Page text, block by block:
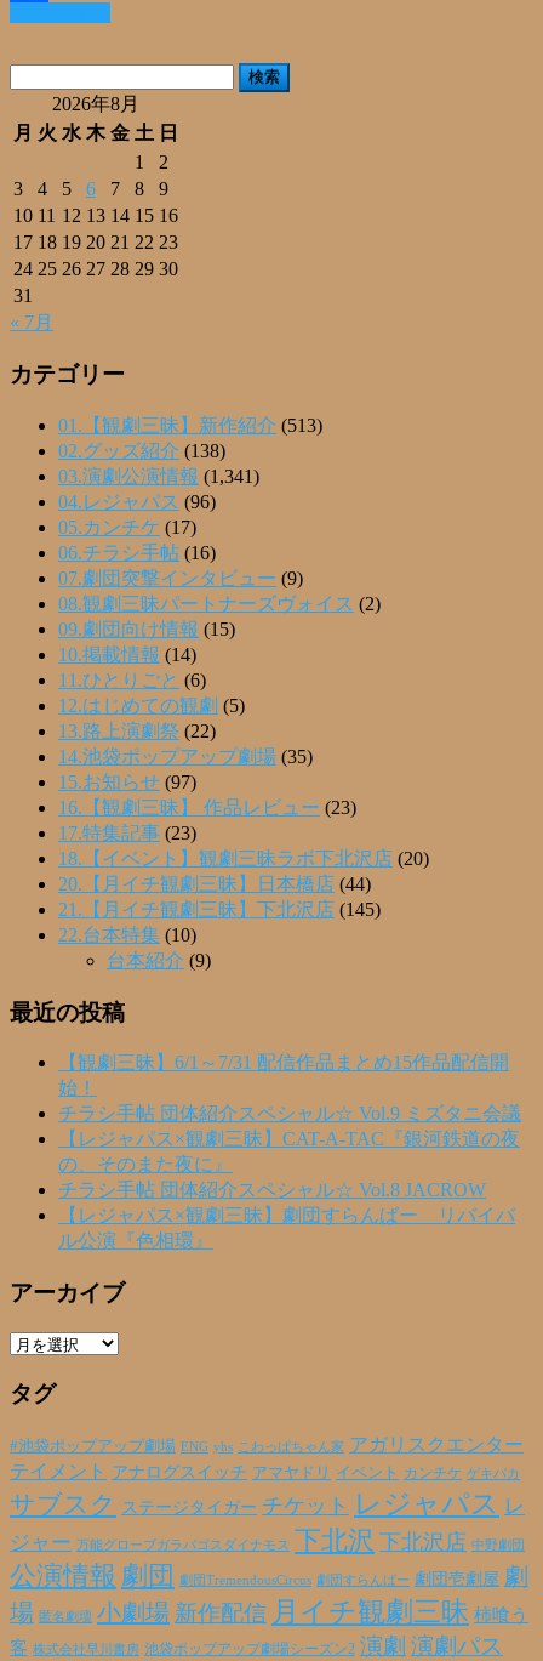
共
有
2026年8月
月 火 水 木 金 土 日
1
2
3
4 5 6 7 8
9
10 11 12 13 14 15 16
17 18 19 20 21 22 23
24 25 26 27 28 29 30
31
« 7月
カテゴリー
01.【観劇三昧】新作紹介 (513)
02.グッズ紹介 (138)
03.演劇公演情報 (1,341)
04.レジャパス (96)
05.カンチケ (17)
06.チラシ手帖 (16)
07.劇団突撃インタビュー (9)
08.観劇三昧パートナーズヴォイス (2)
09.劇団向け情報 (15)
10.掲載情報 (14)
11.ひとりごと (6)
12.はじめての観劇 (5)
13.路上演劇祭 (22)
14.池袋ポップアップ劇場 (35)
15.お知らせ (97)
16.【観劇三昧】 作品レビュー (23)
17.特集記事 (23)
18.【イベント】観劇三昧ラボ下北沢店 (20)
20.【月イチ観劇三昧】日本橋店 (44)
21.【月イチ観劇三昧】下北沢店 (145)
22.台本特集 (10)
台本紹介 (9)
最近の投稿
【観劇三昧】6/1～7/31 配信作品まとめ15作品配信開
始！
チラシ手帖 団体紹介スペシャル☆ Vol.9 ミズタニ会議
【レジャパス×観劇三昧】CAT-A-TAC『銀河鉄道の夜
の、そのまた夜に』
チラシ手帖 団体紹介スペシャル☆ Vol.8 JACROW
【レジャパス×観劇三昧】劇団すらんばー リバイバ
ル公演『色相環』
アーカイブ
ア
カ
ブ
タグ
#池袋ポップアップ劇場 ENG yhs こわっぱちゃん家 アガリスクエンター
テイメント アナログスイッチ アマヤドリ イベント カンチケ ゲキバカ
サブスク ステージタイガー チケット レジャパス レ
ジャー 万能グローブガラパゴスダイナモス 下北沢 下北沢店 中野劇団
公演情報 劇団 劇団TremendousCircus 劇団すらんばー 劇団壱劇屋 劇
場 匿名劇壇 小劇場 新作配信 月イチ観劇三昧 柿喰う
客 株式会社早川書房 池袋ポップアップ劇場シーズン2 演劇 演劇パス